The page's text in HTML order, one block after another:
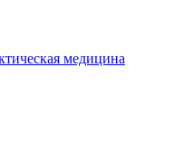
медицина